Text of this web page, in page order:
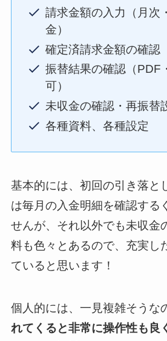
請求金額の入力（月次
金）
確定済請求金額の確認
振替結果の確認（PDF
可）
未収金の確認・再振替
各種資料、各種設定
基本的には、初回の引き落と
は毎月の入金明細を確認する
せんが、それ以外でも未収金
料も色々とあるので、充実し
ていると思います！
個人的には、一見複雑そうな
れてくると非常に操作性も良